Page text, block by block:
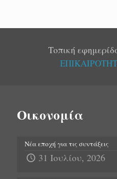
Τοπική
Οικονομία
Νέα εποχή για τις συντάξεις
31 Ιουλίου, 2026